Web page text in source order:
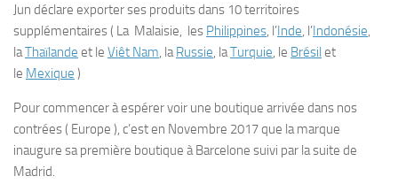
Jun déclare exporter ses produits dans 10 territoires
supplémentaires ( La Malaisie, les Philippines, l’Inde, l’Indonésie,
laThaïlande et le Viêt Nam, laRussie, laTurquie, le Brésil et
le Mexique )
Pour commencer à espérer voir une boutique arrivée dans nos
contrées ( Europe ), c’est en Novembre 2017 que la marque
inaugure sa première boutique à Barcelone suivi par la suite de
Madrid.